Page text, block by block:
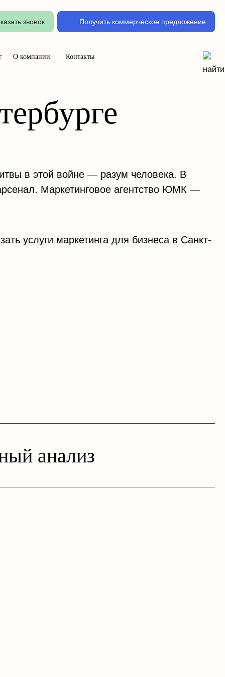
звонок Получить коммерческое предложение
О компании Контакты
в этой войне — разум человека. В
Маркетинговое агентство ЮМК —
услуги маркетинга для бизнеса в Санкт-
анализ